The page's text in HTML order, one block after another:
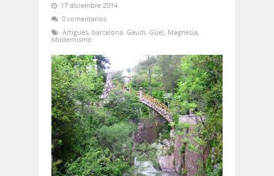
17 diciembre 2014
0 comentarios
Artigues, barcelona, Gaudí, Güel, Magnesia,
Modernismo